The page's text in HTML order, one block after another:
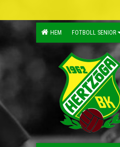
HEM FOTBOLL SENIOR